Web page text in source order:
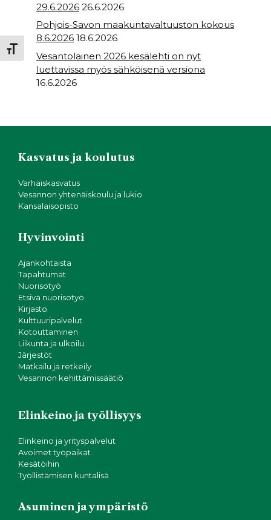
Toggle Font size
29.6.2026 26.6.2026
Pohjois-Savon maakuntavaltuuston kokous
8.6.2026 18.6.2026
Vesantolainen 2026 kesälehti on nyt
luettavissa myös sähköisenä versiona
16.6.2026
Kasvatus ja koulutus
Varhaiskasvatus
Vesannon yhtenäiskoulu ja lukio
Kansalaisopisto
Hyvinvointi
Ajankohtaista
Tapahtumat
Nuorisotyö
Etsivä nuorisotyö
Kirjasto
Kulttuuripalvelut
Kotouttaminen
Liikunta ja ulkoilu
Järjestöt
Matkailu ja retkeily
Vesannon kehittämissäätiö
Elinkeino ja työllisyys
Elinkeino ja yrityspalvelut
Avoimet työpaikat
Kesätöihin
Työllistämisen kuntalisä
Asuminen ja ympäristö